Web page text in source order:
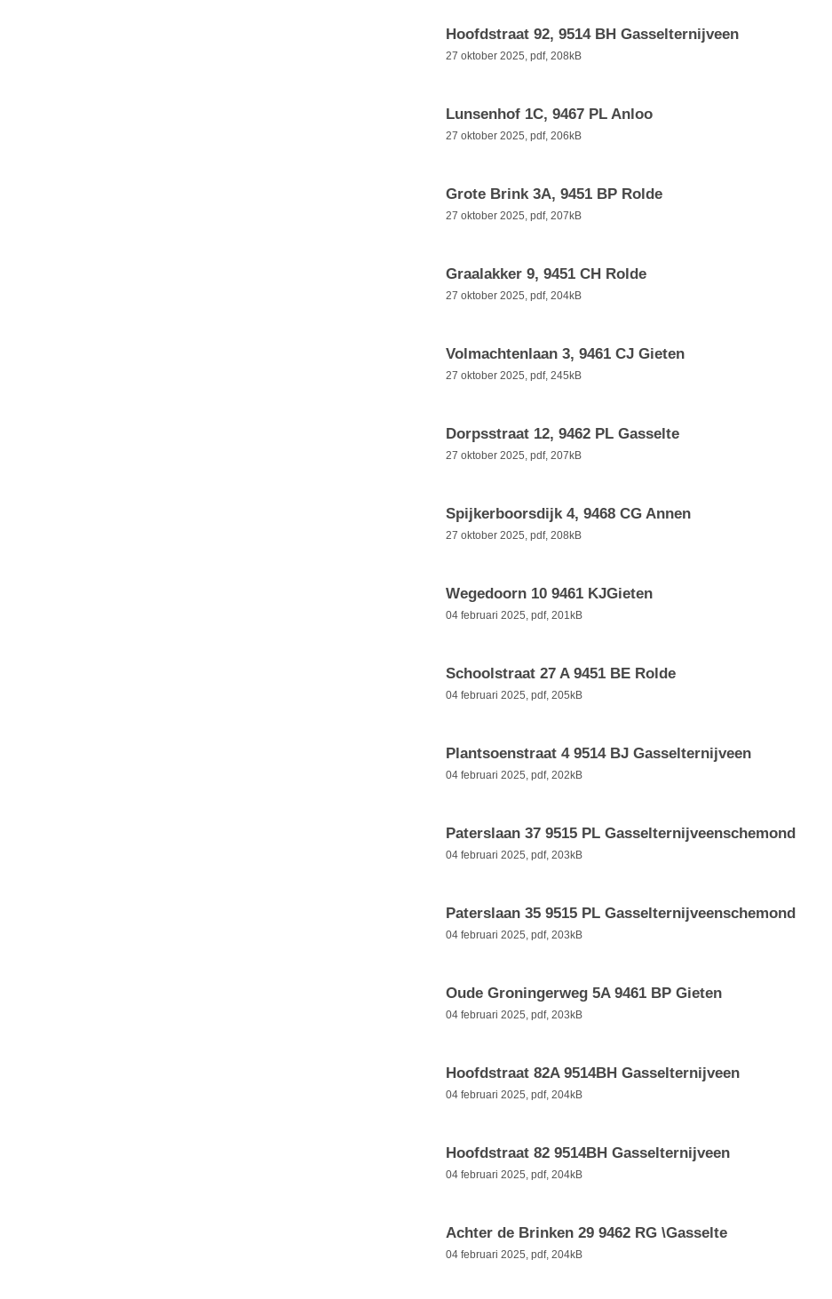
Hoofdstraat 92, 9514 BH Gasselternijveen
27 oktober 2025, pdf, 208kB
Lunsenhof 1C, 9467 PL Anloo
27 oktober 2025, pdf, 206kB
Grote Brink 3A, 9451 BP Rolde
27 oktober 2025, pdf, 207kB
Graalakker 9, 9451 CH Rolde
27 oktober 2025, pdf, 204kB
Volmachtenlaan 3, 9461 CJ Gieten
27 oktober 2025, pdf, 245kB
Dorpsstraat 12, 9462 PL Gasselte
27 oktober 2025, pdf, 207kB
Spijkerboorsdijk 4, 9468 CG Annen
27 oktober 2025, pdf, 208kB
Wegedoorn 10 9461 KJGieten
04 februari 2025, pdf, 201kB
Schoolstraat 27 A 9451 BE Rolde
04 februari 2025, pdf, 205kB
Plantsoenstraat 4 9514 BJ Gasselternijveen
04 februari 2025, pdf, 202kB
Paterslaan 37 9515 PL Gasselternijveenschemond
04 februari 2025, pdf, 203kB
Paterslaan 35 9515 PL Gasselternijveenschemond
04 februari 2025, pdf, 203kB
Oude Groningerweg 5A 9461 BP Gieten
04 februari 2025, pdf, 203kB
Hoofdstraat 82A 9514BH Gasselternijveen
04 februari 2025, pdf, 204kB
Hoofdstraat 82 9514BH Gasselternijveen
04 februari 2025, pdf, 204kB
Achter de Brinken 29 9462 RG \Gasselte
04 februari 2025, pdf, 204kB